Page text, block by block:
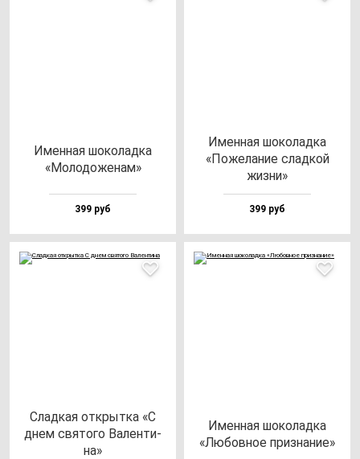
Имен­ная шо­ко­лад­ка
«Моло­до­же­нам»
399 руб
Имен­ная шо­ко­лад­ка
«Поже­ла­ние слад­кой
жиз­ни»
399 руб
Слад­кая от­крыт­ка «С
днем свя­то­го Вален­ти­
на»
Имен­ная шо­ко­лад­ка
«Любов­ное приз­на­ние»